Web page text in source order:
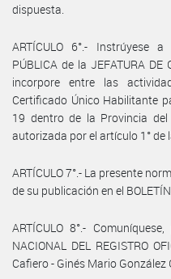
dispuesta.
ARTÍCULO 6°.- Instrúyese a
PÚBLICA de la JEFATURA DE
incorpore entre las
Certificado Único Habilitante
19 dentro de la Provincia del
autorizada por el artículo 1° de
ARTÍCULO 7°.- La presente
de su publicación en el BOLETÍN
ARTÍCULO 8°.-
NACIONAL DEL REGISTRO
Cafiero - Ginés Mario González